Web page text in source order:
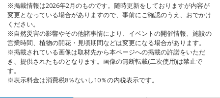
※掲載情報は2026年2月のものです。随時更新をしておりますが内容が
変更となっている場合がありますので、事前にご確認のうえ、おでかけ
ください。
※自然災害の影響やその他諸事情により、イベントの開催情報、施設の
営業時間、植物の開花・見頃期間などは変更になる場合があります。
※掲載されている画像は取材先から本ページへの掲載の許諾をいただ
き、提供されたものとなります。画像の無断転載(二次使用)は禁止で
す。
※表示料金は消費税8％ないし10％の内税表示です。